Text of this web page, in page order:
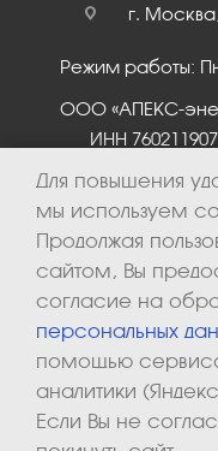
г.
Режим работы:
ООО «АПЕКС-
ИНН
2026 © ООО
Для повышения
мы используем
Продолжая
сайтом, Вы
согласие на
персональных
помощью
аналитики
Если Вы не